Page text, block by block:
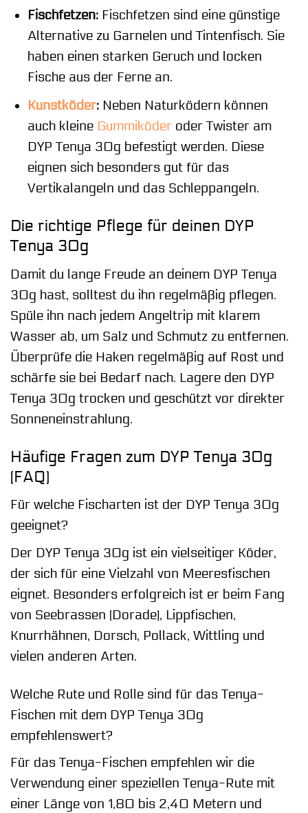
Fischfetzen:Fischfetzen sind eine günstige
Alternative zu Garnelen und Tintenfisch. Sie
haben einen starken Geruch und locken
Fische aus der Ferne an.
Kunstköder:Neben Naturködern können
auch kleine Gummiköderoder Twister am
DYP Tenya 30g befestigt werden. Diese
eignen sich besonders gut für das
Vertikalangeln und das Schleppangeln.
Die richtige Pflege für deinen DYP
Tenya 30g
Damit du lange Freude an deinem DYP Tenya
30g hast, solltest du ihn regelmäßig pflegen.
Spüle ihn nach jedem Angeltrip mit klarem
Wasser ab, um Salz und Schmutz zu entfernen.
Überprüfe die Haken regelmäßig auf Rost und
schärfe sie bei Bedarf nach. Lagere den DYP
Tenya 30g trocken und geschützt vor direkter
Sonneneinstrahlung.
Häufige Fragen zum DYP Tenya 30g
(FAQ)
Für welche Fischarten ist der DYP Tenya 30g
geeignet?
Der DYP Tenya 30g ist ein vielseitiger Köder,
der sich für eine Vielzahl von Meeresfischen
eignet. Besonders erfolgreich ist er beim Fang
von Seebrassen (Dorade), Lippfischen,
Knurrhähnen, Dorsch, Pollack, Wittling und
vielen anderen Arten.
Welche Rute und Rolle sind für das Tenya-
Fischen mit dem DYP Tenya 30g
empfehlenswert?
Für das Tenya-Fischen empfehlen wir die
Verwendung einer speziellen Tenya-Rute mit
einer Länge von 1,80 bis 2,40 Metern und